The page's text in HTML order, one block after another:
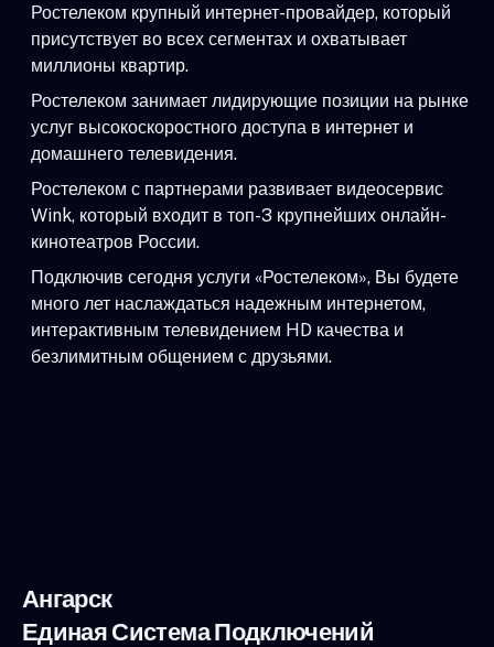
Ростелеком крупный интернет-провайдер, который
присутствует во всех сегментах и охватывает
миллионы квартир.
Ростелеком занимает лидирующие позиции на рынке
услуг высокоскоростного доступа в интернет и
домашнего телевидения.
Ростелеком с партнерами развивает видеосервис
Wink, который входит в топ-3 крупнейших онлайн-
кинотеатров России.
Подключив сегодня услуги «Ростелеком», Вы будете
много лет наслаждаться надежным интернетом,
интерактивным телевидением HD качества и
безлимитным общением с друзьями.
Ангарск
Единая Система Подключений